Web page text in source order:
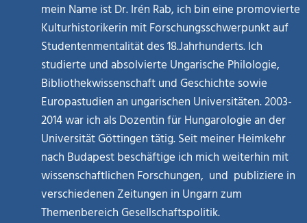
mein Name ist Dr. Irén Rab, ich bin eine promovierte
Kulturhistorikerin mit Forschungsschwerpunkt auf
Studentenmentalität des 18.Jahrhunderts. Ich
studierte und absolvierte Ungarische Philologie,
Bibliothekwissenschaft und Geschichte sowie
Europastudien an ungarischen Universitäten. 2003-
2014 war ich als Dozentin für Hungarologie an der
Universität Göttingen tätig. Seit meiner Heimkehr
nach Budapest beschäftige ich mich weiterhin mit
wissenschaftlichen Forschungen, und publiziere in
verschiedenen Zeitungen in Ungarn zum
Themenbereich Gesellschaftspolitik.